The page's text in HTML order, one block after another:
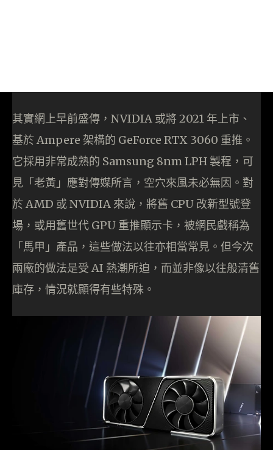
其實網上早前盛傳，NVIDIA 或將 2021 年上市、
基於 Ampere 架構的 GeForce RTX 3060 重推。
它採用非常成熟的 Samsung 8nm LPH 製程，可
見「老黃」應對傳媒所言，空穴來風未必無因。對
於 AMD 或 NVIDIA 來說，將舊 CPU 改新型號登
場，或用舊世代 GPU 重推顯示卡，被網民戲稱為
「馬甲」產品，這些做法以往亦相當常見。但今次
兩廠的做法是受 AI 熱潮所迫，而並非像以往般清舊
庫存，情況就顯得有些特殊。